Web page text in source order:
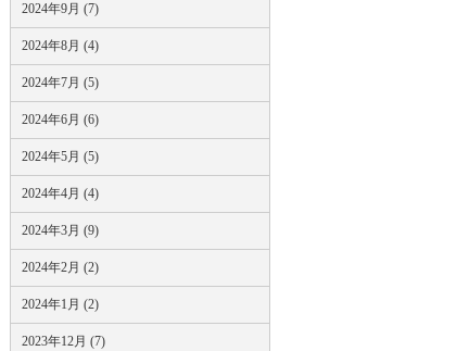
2024年9月 (7)
2024年8月 (4)
2024年7月 (5)
2024年6月 (6)
2024年5月 (5)
2024年4月 (4)
2024年3月 (9)
2024年2月 (2)
2024年1月 (2)
2023年12月 (7)